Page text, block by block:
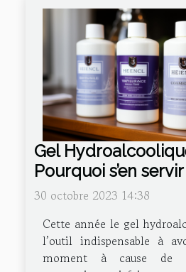
Gel
Pourquoi s’en
30 octobre 2023 14:38
Cette année le gel
l’outil indispensable à
moment à cause de